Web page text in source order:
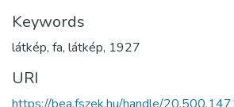
Keywords
látkép, fa, látkép, 1927
URI